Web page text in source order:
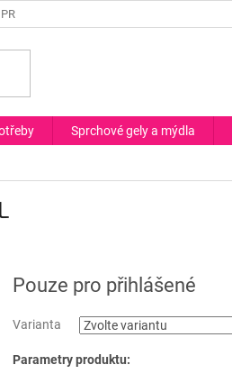
Sprchové gely a mýdla
Pouze pro přihlášené
Varianta
Parametry produktu: